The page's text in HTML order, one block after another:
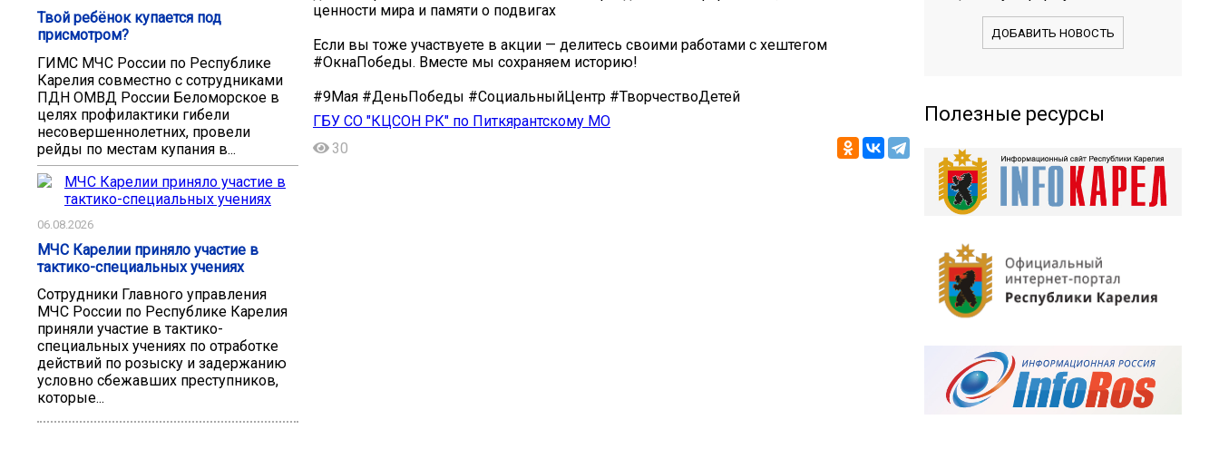
Твой ребёнок купается под
присмотром?
ГИМС МЧС России по Республике
Карелия совместно с сотрудниками
ПДН ОМВД России Беломорское в
целях профилактики гибели
несовершеннолетних, провели
рейды по местам купания в...
06.08.2026
МЧС Карелии приняло участие в
тактико-специальных учениях
Сотрудники Главного управления
МЧС России по Республике Карелия
приняли участие в тактико-
специальных учениях по отработке
действий по розыску и задержанию
условно сбежавших преступников,
которые...
ценности мира и памяти о подвигах
Если вы тоже участвуете в акции — делитесь своими работами с хештегом
#ОкнаПобеды. Вместе мы сохраняем историю!
#9Мая #ДеньПобеды #СоциальныйЦентр #ТворчествоДетей
ГБУ СО "КЦСОН РК" по Питкярантскому МО
30
ДОБАВИТЬ НОВОСТЬ
Полезные ресурсы